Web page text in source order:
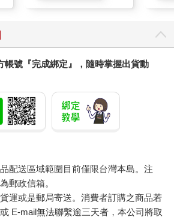
帳號『完成綁定』，隨時掌握出貨動
配送區域範圍目前僅限台灣本島。注
郵政信箱。
運或是郵局寄送。消費者訂購之商品若
E-mail無法聯繫逾三天者，本公司將取